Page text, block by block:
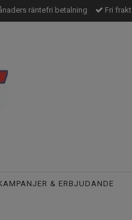
räntefri betalning Fri frakt
& ERBJUDANDE